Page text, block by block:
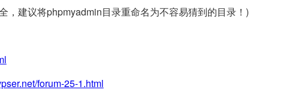
，建议将phpmyadmin目录重命名为不容易猜到的目录！)
forum-25-1.html